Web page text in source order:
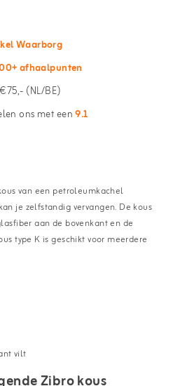
Waarborg
afhaalpunten
(NL/BE)
ons met een9.1
van een petroleumkachel
je zelfstandig vervangen. De kous
aan de bovenkant en de
type K is geschikt voor meerdere
vilt
Zibro kous